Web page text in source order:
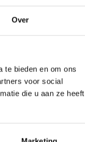
Over
te bieden en om ons
voor social
die u aan ze heeft
gaan
linken